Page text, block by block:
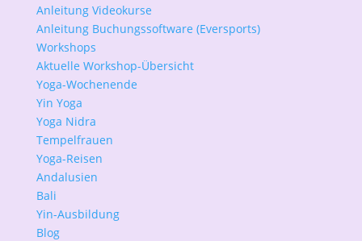
Anleitung Videokurse
Anleitung Buchungssoftware (Eversports)
Workshops
Aktuelle Workshop-Übersicht
Yoga-Wochenende
Yin Yoga
Yoga Nidra
Tempelfrauen
Yoga-Reisen
Andalusien
Bali
Yin-Ausbildung
Blog